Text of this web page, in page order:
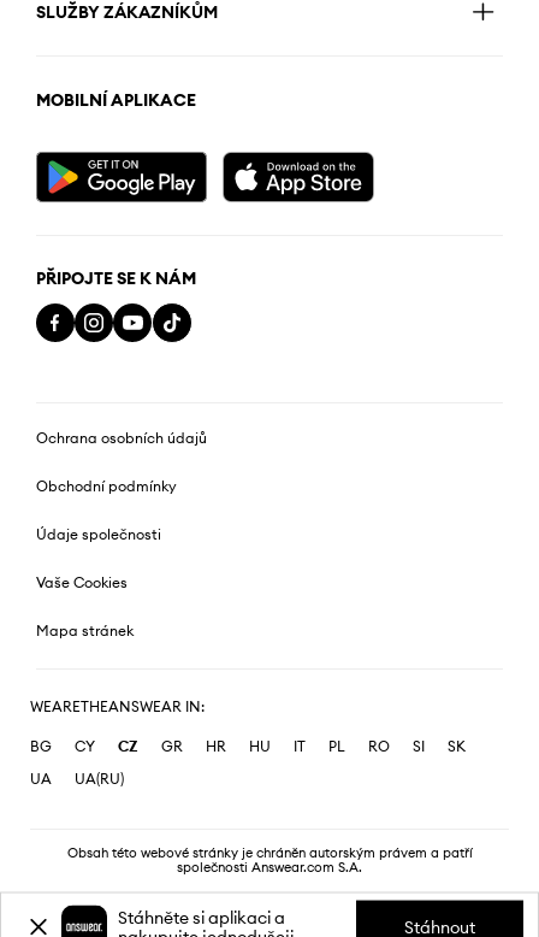
SLUŽBY ZÁKAZNÍKŮM
MOBILNÍ APLIKACE
PŘIPOJTE SE K NÁM
Ochrana osobních údajů
Obchodní podmínky
Údaje společnosti
Vaše Cookies
Mapa stránek
WEARETHEANSWEAR IN:
BG CY CZ GR HR HU IT PL RO SI
SK
UA
UA(RU)
Obsah této webové stránky je chráněn autorským právem a patří
společnosti Answear.com S.A.
Stáhněte si aplikaci a
Stáhnout